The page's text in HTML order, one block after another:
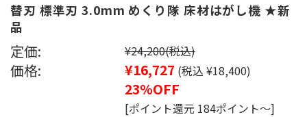
替刃 標準刃 3.0mm めくり隊 床材はがし機 ★新
品
定価: ¥24,200(税込)
価格: ¥16,727 (税込 ¥18,400)
23%OFF
[ポイント還元 184ポイント～]